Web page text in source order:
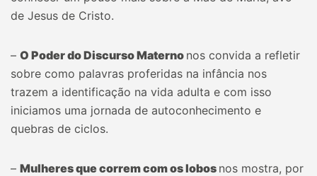
de Jesus de Cristo.
– O Poder do Discurso Materno nos convida a refletir
sobre como palavras proferidas na infância nos
trazem a identificação na vida adulta e com isso
iniciamos uma jornada de autoconhecimento e
quebras de ciclos.
– Mulheres que correm com os lobos nos mostra, por